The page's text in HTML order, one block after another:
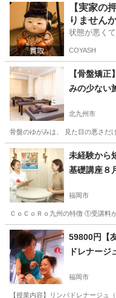
福岡 福岡市 エステ
【実家の
りません
状態が悪く
COYASH
【骨盤矯
みの少ない
北九州市
骨盤のゆがみは、 見た目の悪さだ
福岡 北九州市 整体
未経験から
基礎講座８
テスクール）
福岡市
ＣｏＣｏＲｏ九州の特徴 ①受講
福岡 福岡市 エステ
59800円【
ドレナージ
岡校）
福岡市
【授業内容】リンパドレナージュ